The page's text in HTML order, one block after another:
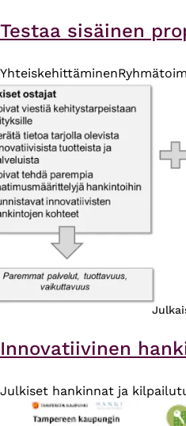
Testaa sisäinen
Yhteiskehittäminen
Innovatiivinen
Julkiset hankinnat ja